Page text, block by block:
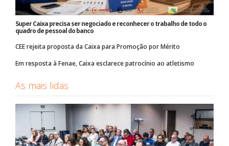
Super Caixa precisa ser negociado e reconhecer o trabalho de todo o
quadro de pessoal do banco
CEE rejeita proposta da Caixa para Promoção por Mérito
Em resposta à Fenae, Caixa esclarece patrocínio ao atletismo
As mais lidas